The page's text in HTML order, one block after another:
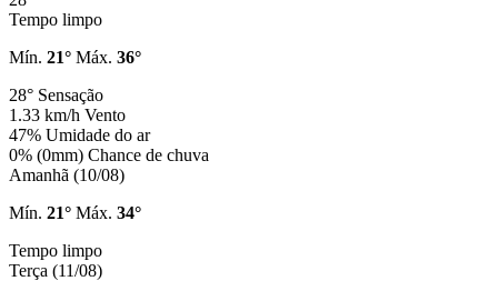
Tempo limpo
Mín. 21° Máx. 36°
28° Sensação
1.33 km/h Vento
47% Umidade do ar
0% (0mm) Chance de chuva
Amanhã (10/08)
Mín. 21° Máx. 34°
Tempo limpo
Terça (11/08)